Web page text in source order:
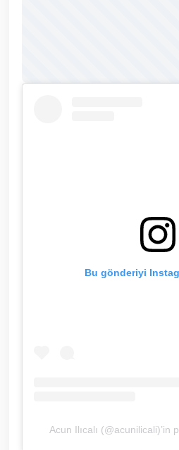
Bu gönderiyi
Acun Ilıcalı (@acunilicali)’in